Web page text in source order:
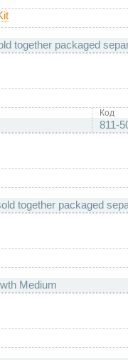
together packaged
Код
811-
together packaged
Medium